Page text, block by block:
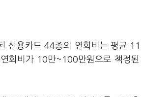
신용카드 44종의 연회비는 평균
회비가 10만~100만원으로 책정된